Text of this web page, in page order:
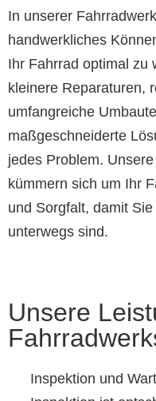
In unserer
handwerkliches
Ihr Fahrrad optimal zu
kleinere Reparaturen,
umfangreiche
maßgeschneiderte
jedes Problem.
kümmern sich um Ihr
und Sorgfalt, damit
unterwegs sind.
Unsere
Inspektion und